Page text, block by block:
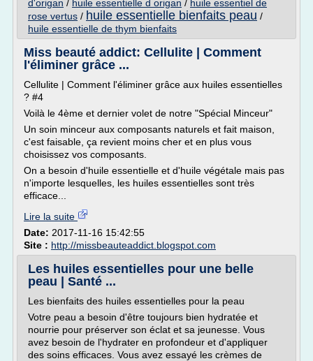
d'origan / huile essentielle d origan / huile essentiel de
rose vertus / huile essentielle bienfaits peau /
huile essentielle de thym bienfaits
Miss beauté addict: Cellulite | Comment
l'éliminer grâce ...
Cellulite | Comment l'éliminer grâce aux huiles essentielles
? #4
Voilà le 4ème et dernier volet de notre "Spécial Minceur"
Un soin minceur aux composants naturels et fait maison,
c'est faisable, ça revient moins cher et en plus vous
choisissez vos composants.
On a besoin d'huile essentielle et d'huile végétale mais pas
n'importe lesquelles, les huiles essentielles sont très
efficace...
Lire la suite
Date: 2017-11-16 15:42:55
Site : http://missbeauteaddict.blogspot.com
Les huiles essentielles pour une belle
peau | Santé ...
Les bienfaits des huiles essentielles pour la peau
Votre peau a besoin d'être toujours bien hydratée et
nourrie pour préserver son éclat et sa jeunesse. Vous
avez besoin de l'hydrater en profondeur et d'appliquer
des soins efficaces. Vous avez essayé les crèmes de